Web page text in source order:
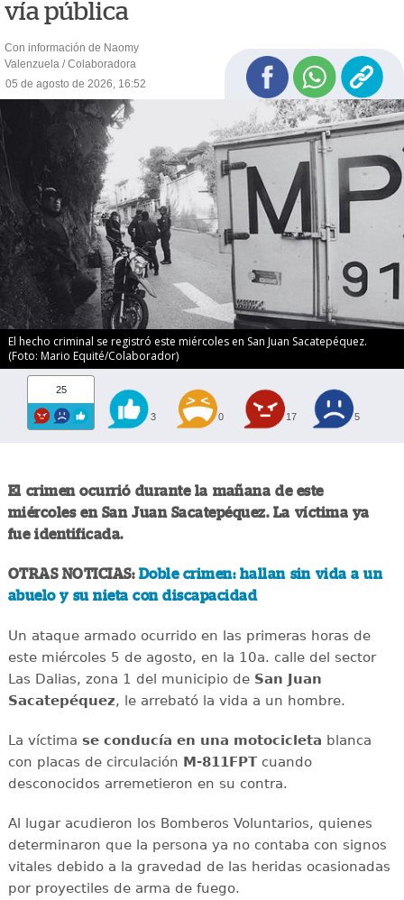
vía pública
Con información de Naomy
Valenzuela / Colaboradora
05 de agosto de 2026, 16:52
El hecho criminal se registró este miércoles en San Juan Sacatepéquez.
(Foto: Mario Equité/Colaborador)
25
3 0 17 5
El crimen ocurrió durante la mañana de este
miércoles en San Juan Sacatepéquez. La víctima ya
fue identificada.
OTRAS NOTICIAS: Doble crimen: hallan sin vida a un
abuelo y su nieta con discapacidad
Un ataque armado ocurrido en las primeras horas de
este miércoles 5 de agosto, en la 10a. calle del sector
Las Dalias, zona 1 del municipio de San Juan
Sacatepéquez, le arrebató la vida a un hombre.
La víctima se conducía en una motocicleta blanca
con placas de circulación M-811FPTcuando
desconocidos arremetieron en su contra.
Al lugar acudieron los Bomberos Voluntarios, quienes
determinaron que la persona ya no contaba con signos
vitales debido a la gravedad de las heridas ocasionadas
por proyectiles de arma de fuego.